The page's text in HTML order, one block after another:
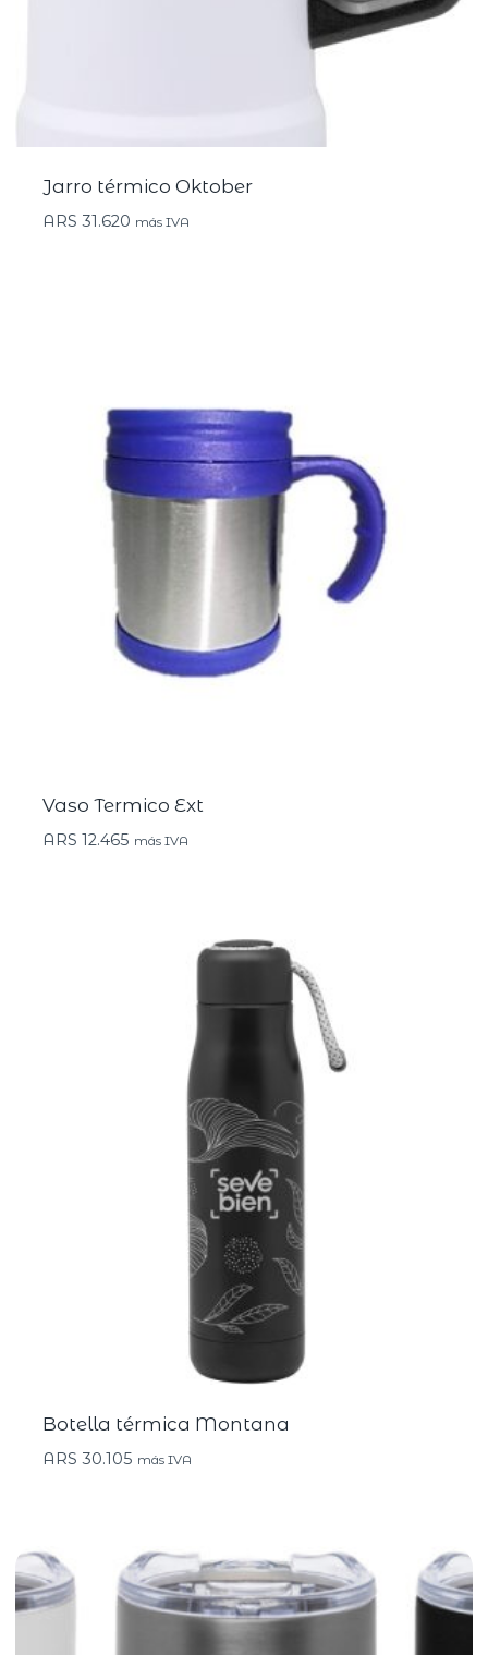
Jarro térmico Oktober
ARS 31.620 más IVA
Vaso Termico Ext
ARS 12.465 más IVA
Botella térmica Montana
ARS 30.105 más IVA